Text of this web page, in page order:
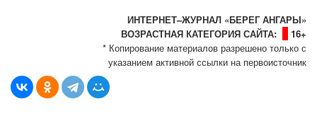
ИНТЕРНЕТ–ЖУРНАЛ «БЕРЕГ АНГАРЫ»
ВОЗРАСТНАЯ КАТЕГОРИЯ САЙТА:
16+
* Копирование материалов разрешено только с
указанием активной ссылки на первоисточник